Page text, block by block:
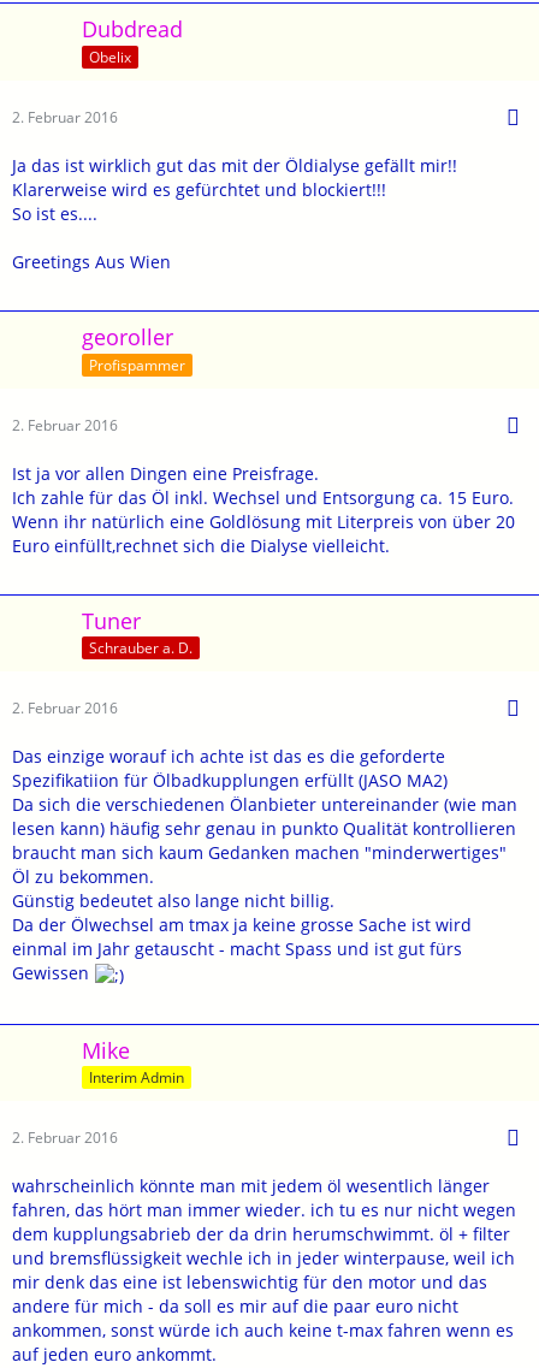
Dubdread
Obelix
2. Februar 2016
Ja das ist wirklich gut das mit der Öldialyse gefällt mir!!
Klarerweise wird es gefürchtet und blockiert!!!
So ist es....
Greetings Aus Wien
georoller
Profispammer
2. Februar 2016
Ist ja vor allen Dingen eine Preisfrage.
Ich zahle für das Öl inkl. Wechsel und Entsorgung ca. 15 Euro.
Wenn ihr natürlich eine Goldlösung mit Literpreis von über 20
Euro einfüllt,rechnet sich die Dialyse vielleicht.
Tuner
Schrauber a. D.
2. Februar 2016
Das einzige worauf ich achte ist das es die geforderte
Spezifikatiion für Ölbadkupplungen erfüllt (JASO MA2)
Da sich die verschiedenen Ölanbieter untereinander (wie man
lesen kann) häufig sehr genau in punkto Qualität kontrollieren
braucht man sich kaum Gedanken machen "minderwertiges"
Öl zu bekommen.
Günstig bedeutet also lange nicht billig.
Da der Ölwechsel am tmax ja keine grosse Sache ist wird
einmal im Jahr getauscht - macht Spass und ist gut fürs
Gewissen
Mike
Interim Admin
2. Februar 2016
wahrscheinlich könnte man mit jedem öl wesentlich länger
fahren, das hört man immer wieder. ich tu es nur nicht wegen
dem kupplungsabrieb der da drin herumschwimmt. öl + filter
und bremsflüssigkeit wechle ich in jeder winterpause, weil ich
mir denk das eine ist lebenswichtig für den motor und das
andere für mich - da soll es mir auf die paar euro nicht
ankommen, sonst würde ich auch keine t-max fahren wenn es
auf jeden euro ankommt.